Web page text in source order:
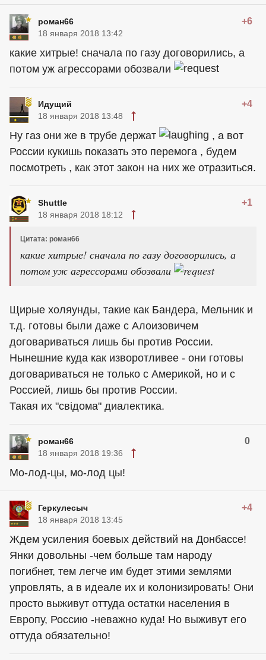
роман66 +6
18 января 2018 13:42
какие хитрые! сначала по газу договорились, а
потом уж агрессорами обозвали
Идущий +4
18 января 2018 13:48
Ну газ они же в трубе держат
, а вот
России кукишь показать это перемога , будем
посмотреть , как этот закон на них же отразиться.
Shuttle +1
18 января 2018 18:12
Цитата: роман66
какие хитрые! сначала по газу договорились, а
потом уж агрессорами обозвали
Щирые холяунды, такие как Бандера, Мельник и
т.д. готовы были даже с Алоизовичем
договариваться лишь бы против России.
Нынешние куда как изворотливее - они готовы
договариваться не только с Америкой, но и с
Россией, лишь бы против России.
Такая их "свідома" диалектика.
роман66 0
18 января 2018 19:36
Мо-лод-цы, мо-лод цы!
Геркулесыч +4
18 января 2018 13:45
Ждем усиления боевых действий на Донбассе!
Янки довольны -чем больше там народу
погибнет, тем легче им будет этими землями
упровлять, а в идеале их и колонизировать! Они
просто выживут оттуда остатки населения в
Европу, Россию -неважно куда! Но выживут его
оттуда обязательно!